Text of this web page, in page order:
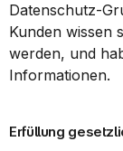
Datenschutz-
Kunden wissen
werden, und
Informationen.
Erfüllung